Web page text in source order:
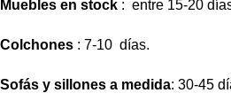
Muebles en stock : entre 15-20
Colchones : 7-10 días.
Sofás y sillones a medida: 30-45